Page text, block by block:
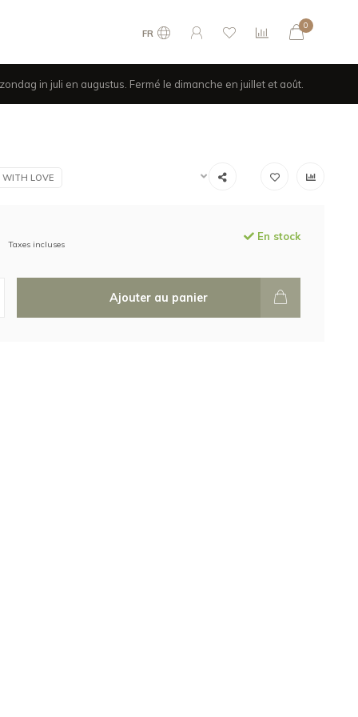
FR
0
in juli en augustus. Fermé le dimanche en juillet et août.
WITH LOVE
Taxes incluses
En stock
Ajouter au panier